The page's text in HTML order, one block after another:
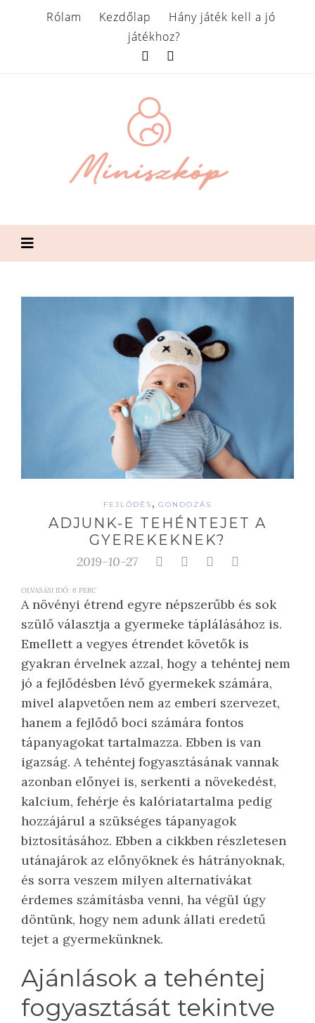
Rólam Kezdőlap
Hány játék kell a jó
játékhoz?
FEJLŐDÉS , GONDOZÁS
ADJUNK-E TEHÉNTEJET A
GYEREKEKNEK?
2019-10-27
OLVASÁSI IDŐ: 6 PERC
A növényi étrend egyre népszerűbb és sok
szülő választja a gyermeke táplálásához is.
Emellett a vegyes étrendet követők is
gyakran érvelnek azzal, hogy a tehéntej nem
jó a fejlődésben lévő gyermekek számára,
mivel alapvetően nem az emberi szervezet,
hanem a fejlődő boci számára fontos
tápanyagokat tartalmazza. Ebben is van
igazság. A tehéntej fogyasztásának vannak
azonban előnyei is, serkenti a növekedést,
kalcium, fehérje és kalóriatartalma pedig
hozzájárul a szükséges tápanyagok
biztosításához. Ebben a cikkben részletesen
utánajárok az előnyöknek és hátrányoknak,
és sorra veszem milyen alternatívákat
érdemes számításba venni, ha végül úgy
döntünk, hogy nem adunk állati eredetű
tejet a gyermekünknek.
Ajánlások a tehéntej
fogyasztását tekintve